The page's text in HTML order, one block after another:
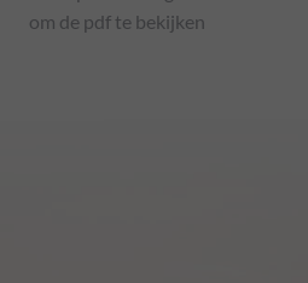
om de pdf te bekijken